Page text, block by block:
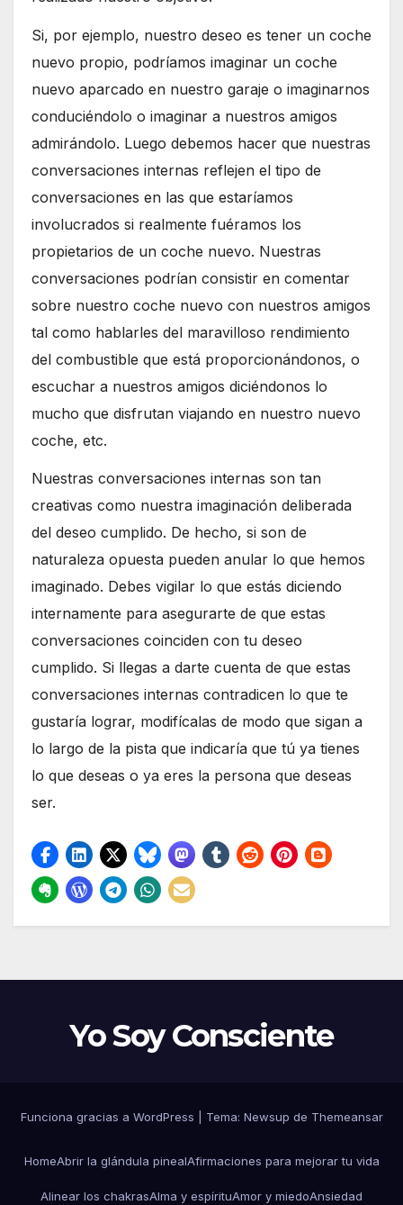
Si, por ejemplo, nuestro deseo es tener un coche
nuevo propio, podríamos imaginar un coche
nuevo aparcado en nuestro garaje o imaginarnos
conduciéndolo o imaginar a nuestros amigos
admirándolo. Luego debemos hacer que nuestras
conversaciones internas reflejen el tipo de
conversaciones en las que estaríamos
involucrados si realmente fuéramos los
propietarios de un coche nuevo. Nuestras
conversaciones podrían consistir en comentar
sobre nuestro coche nuevo con nuestros amigos
tal como hablarles del maravilloso rendimiento
del combustible que está proporcionándonos, o
escuchar a nuestros amigos diciéndonos lo
mucho que disfrutan viajando en nuestro nuevo
coche, etc.
Nuestras conversaciones internas son tan
creativas como nuestra imaginación deliberada
del deseo cumplido. De hecho, si son de
naturaleza opuesta pueden anular lo que hemos
imaginado. Debes vigilar lo que estás diciendo
internamente para asegurarte de que estas
conversaciones coinciden con tu deseo
cumplido. Si llegas a darte cuenta de que estas
conversaciones internas contradicen lo que te
gustaría lograr, modifícalas de modo que sigan a
lo largo de la pista que indicaría que tú ya tienes
lo que deseas o ya eres la persona que deseas
ser.
Yo Soy Consciente
Funciona gracias a WordPress Tema: Newsup de Themeansar
HomeAbrir la glándula pinealAfirmaciones para mejorar tu vida
Alinear los chakrasAlma y espírituAmor y miedoAnsiedad